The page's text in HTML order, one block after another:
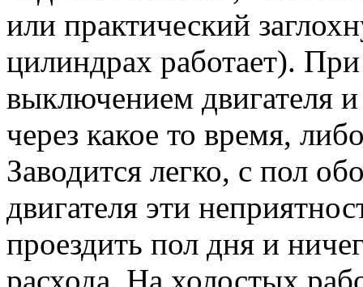
или практический
цилиндрах работает). При
выключением двигателя
через какое то время,
Заводится легко, с пол
двигателя эти
проездить пол дня и